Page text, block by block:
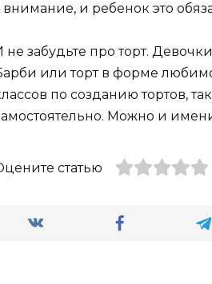
внимание, и ребенок это
не забудьте про торт.
или торт в форме
по созданию тортов,
Можно и
статью